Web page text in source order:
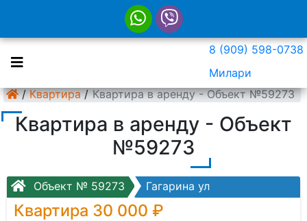
8 (909) 598-0738
Милари
/ Квартира / Квартира в аренду - Объект №59273
Квартира в аренду - Объект
№59273
Объект № 59273 Гагарина ул
Квартира 30 000 ₽